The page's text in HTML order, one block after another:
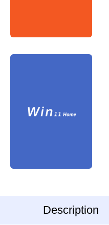
Description